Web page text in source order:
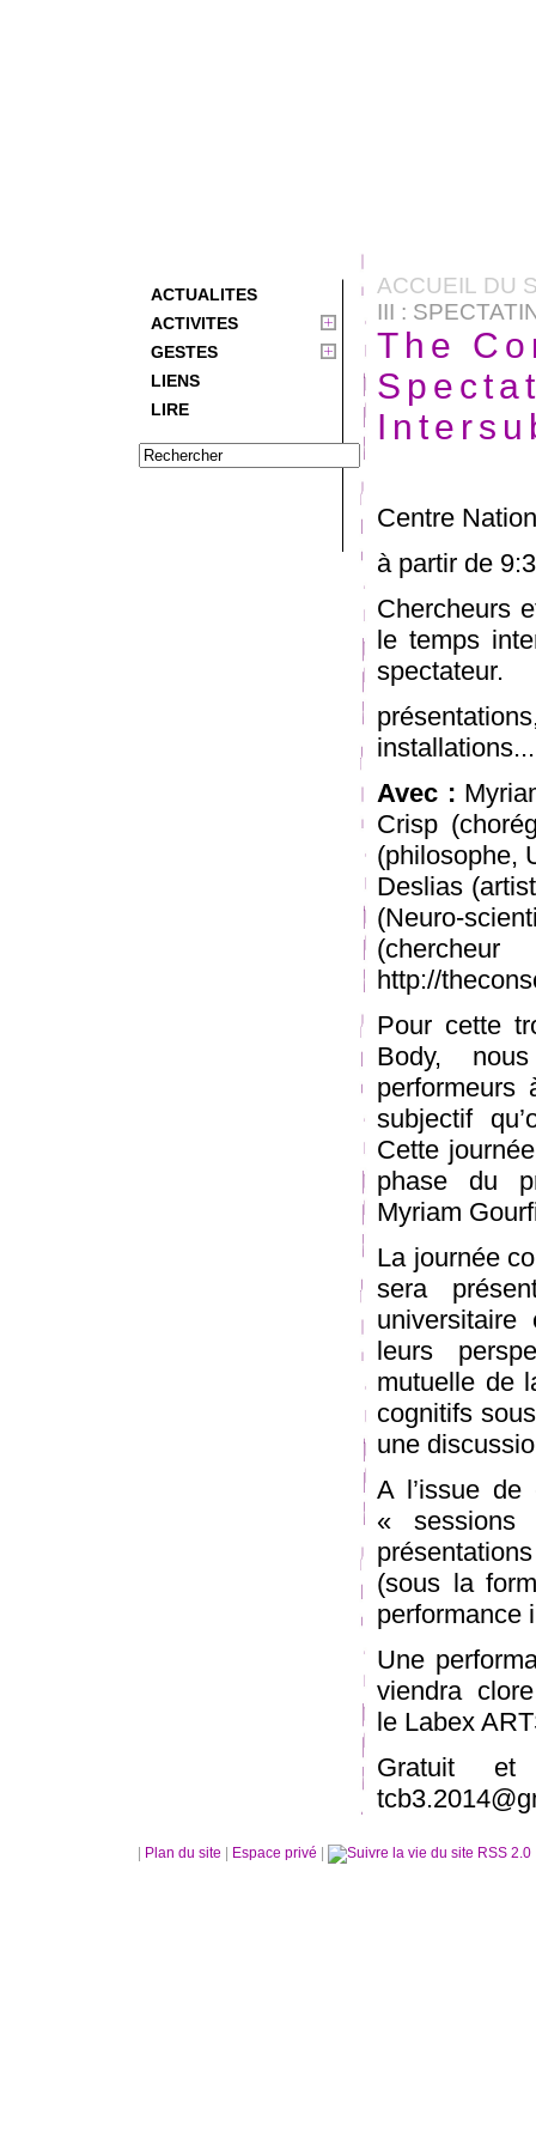
ACTUALITES
ACTIVITES
GESTES
LIENS
LIRE
ACCUEIL DU
III :
The
Centre
à partir de
Chercheurs
le temps
spectateur.
installations...
Avec :
Crisp
(philosophe,
Deslias
(Neuro-
http://
Pour cette
Body,
performeurs
subjectif
Cette
phase du
Myriam
La journée
sera
leurs
mutuelle de
cognitifs
une
A l’issue de
« sessions
(sous la
performance
Une
viendra
le Labex
Gratuit
Plan du site Espace privé RSS 2.0